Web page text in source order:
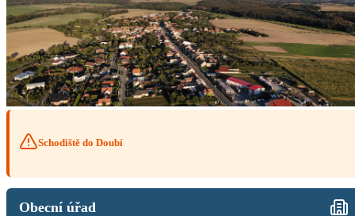
Schodiště do Doubí
Obecní úřad